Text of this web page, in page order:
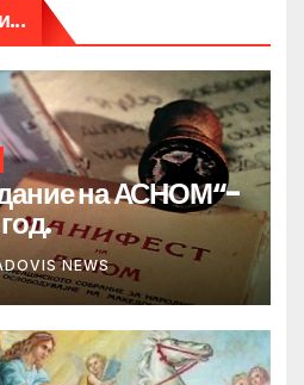
на АСНОМ“-
NEWS